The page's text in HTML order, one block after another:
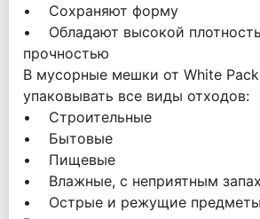
• Сохраняют форму
• Обладают высокой
прочностью
В мусорные мешки от White
упаковывать все виды отходов:
• Строительные
• Бытовые
• Пищевые
• Влажные, с неприятным
• Острые и режущие предметы